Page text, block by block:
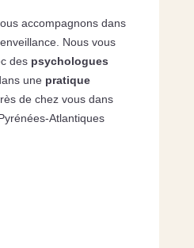
accompagnons dans
Nous vous
des psychologues
une pratique
de chez vous dans
Atlantiques